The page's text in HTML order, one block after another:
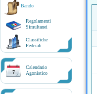
Bando
Regolamenti
Simultanei
Classifiche
Federali
7
Calendario
Agonistico